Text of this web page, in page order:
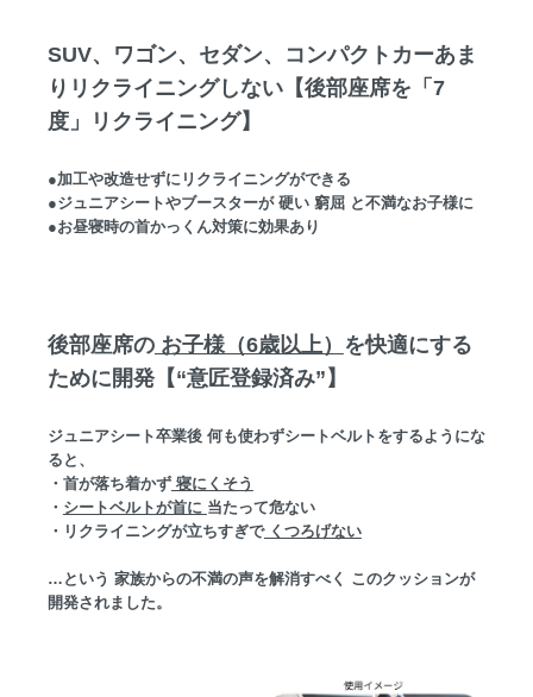
SUV、ワゴン、セダン、コンパクトカーあま
りリクライニングしない【後部座席を「7
度」リクライニング】
●加工や改造せずにリクライニングができる
●ジュニアシートやブースターが 硬い 窮屈 と不満なお子様に
●お昼寝時の首かっくん対策に効果あり
後部座席のお子様（6歳以上）
を快適にする
ために開発【“意匠登録済み”】
ジュニアシート卒業後 何も使わずシートベルトをするようにな
ると、
・首が落ち着かず寝にくそう
・ シートベルトが首に 当たって危ない
・リクライニングが立ちすぎでくつろげない
…という 家族からの不満の声を解消すべく このクッションが
開発されました。